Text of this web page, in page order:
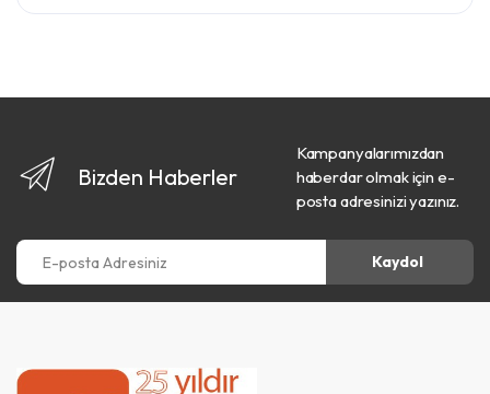
Bizden Haberler
Kampanyalarımızdan
haberdar olmak için e-
posta adresinizi yazınız.
E-posta Adresiniz
Kaydol